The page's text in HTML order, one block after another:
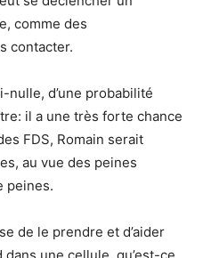
comme des
contacter.
nulle, d’une probabilité
il a une très forte chance
FDS, Romain serait
au vue des peines
peines.
de le prendre et d’aider
une cellule, qu’est-ce